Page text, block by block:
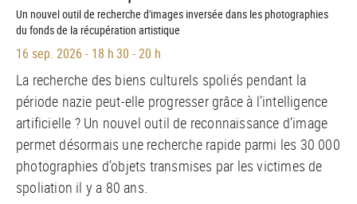
Un nouvel outil de recherche d'images inversée dans les photographies
du fonds de la récupération artistique
16 sep. 2026 - 18 h 30 - 20 h
La recherche des biens culturels spoliés pendant la
période nazie peut-elle progresser grâce à l’intelligence
artificielle ? Un nouvel outil de reconnaissance d’image
permet désormais une recherche rapide parmi les 30 000
photographies d’objets transmises par les victimes de
spoliation il y a 80 ans.